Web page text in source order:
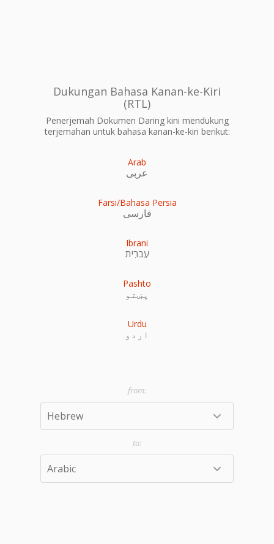
Dukungan Bahasa Kanan-ke-Kiri
(RTL)
Penerjemah Dokumen Daring kini mendukung
terjemahan untuk bahasa kanan-ke-kiri berikut:
Arab
عربى
Farsi/Bahasa Persia
فارسی
Ibrani
עִברִית
Pashto
پښتو
Urdu
اردو